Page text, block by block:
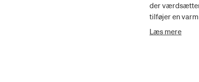
der værdsætter
tilføjer en
understreger
Læs mere